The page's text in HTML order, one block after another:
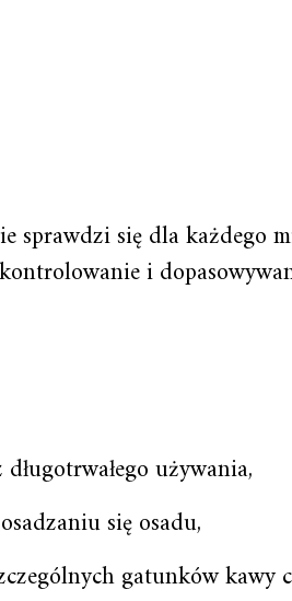
się dla każdego
i
używania,
się osadu,
gatunków kawy